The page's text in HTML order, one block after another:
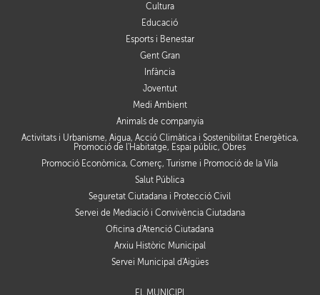
Cultura
Educació
Esports i Benestar
Gent Gran
Infància
Joventut
Medi Ambient
Animals de companyia
Activitats i Urbanisme, Aigua, Acció Climàtica i Sostenibilitat Energètica,
Promoció de l'Habitatge, Espai públic, Obres
Promoció Econòmica, Comerç, Turisme i Promoció de la Vila
Salut Pública
Seguretat Ciutadana i Protecció Civil
Servei de Mediació i Convivència Ciutadana
Oficina d'Atenció Ciutadana
Arxiu Històric Municipal
Servei Municipal d'Aigües
EL MUNICIPI